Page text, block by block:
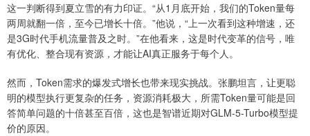
这一判断得到夏立雪的有力印证。“从1月底开始，我们的Token量每
两周就翻一倍，至今已增长十倍。”他说，“上一次看到这种增速，还
是3G时代手机流量普及之时。”在他看来，这是时代变革的信号，唯
有优化、整合现有资源，才能让AI真正服务于每个人。
然而，Token需求的爆发式增长也带来现实挑战。张鹏坦言，让更聪
明的模型执行更复杂的任务，资源消耗极大，所需Token量可能是回
答简单问题的十倍甚至百倍，这也是智谱近期对GLM-5-Turbo模型提
价的原因。